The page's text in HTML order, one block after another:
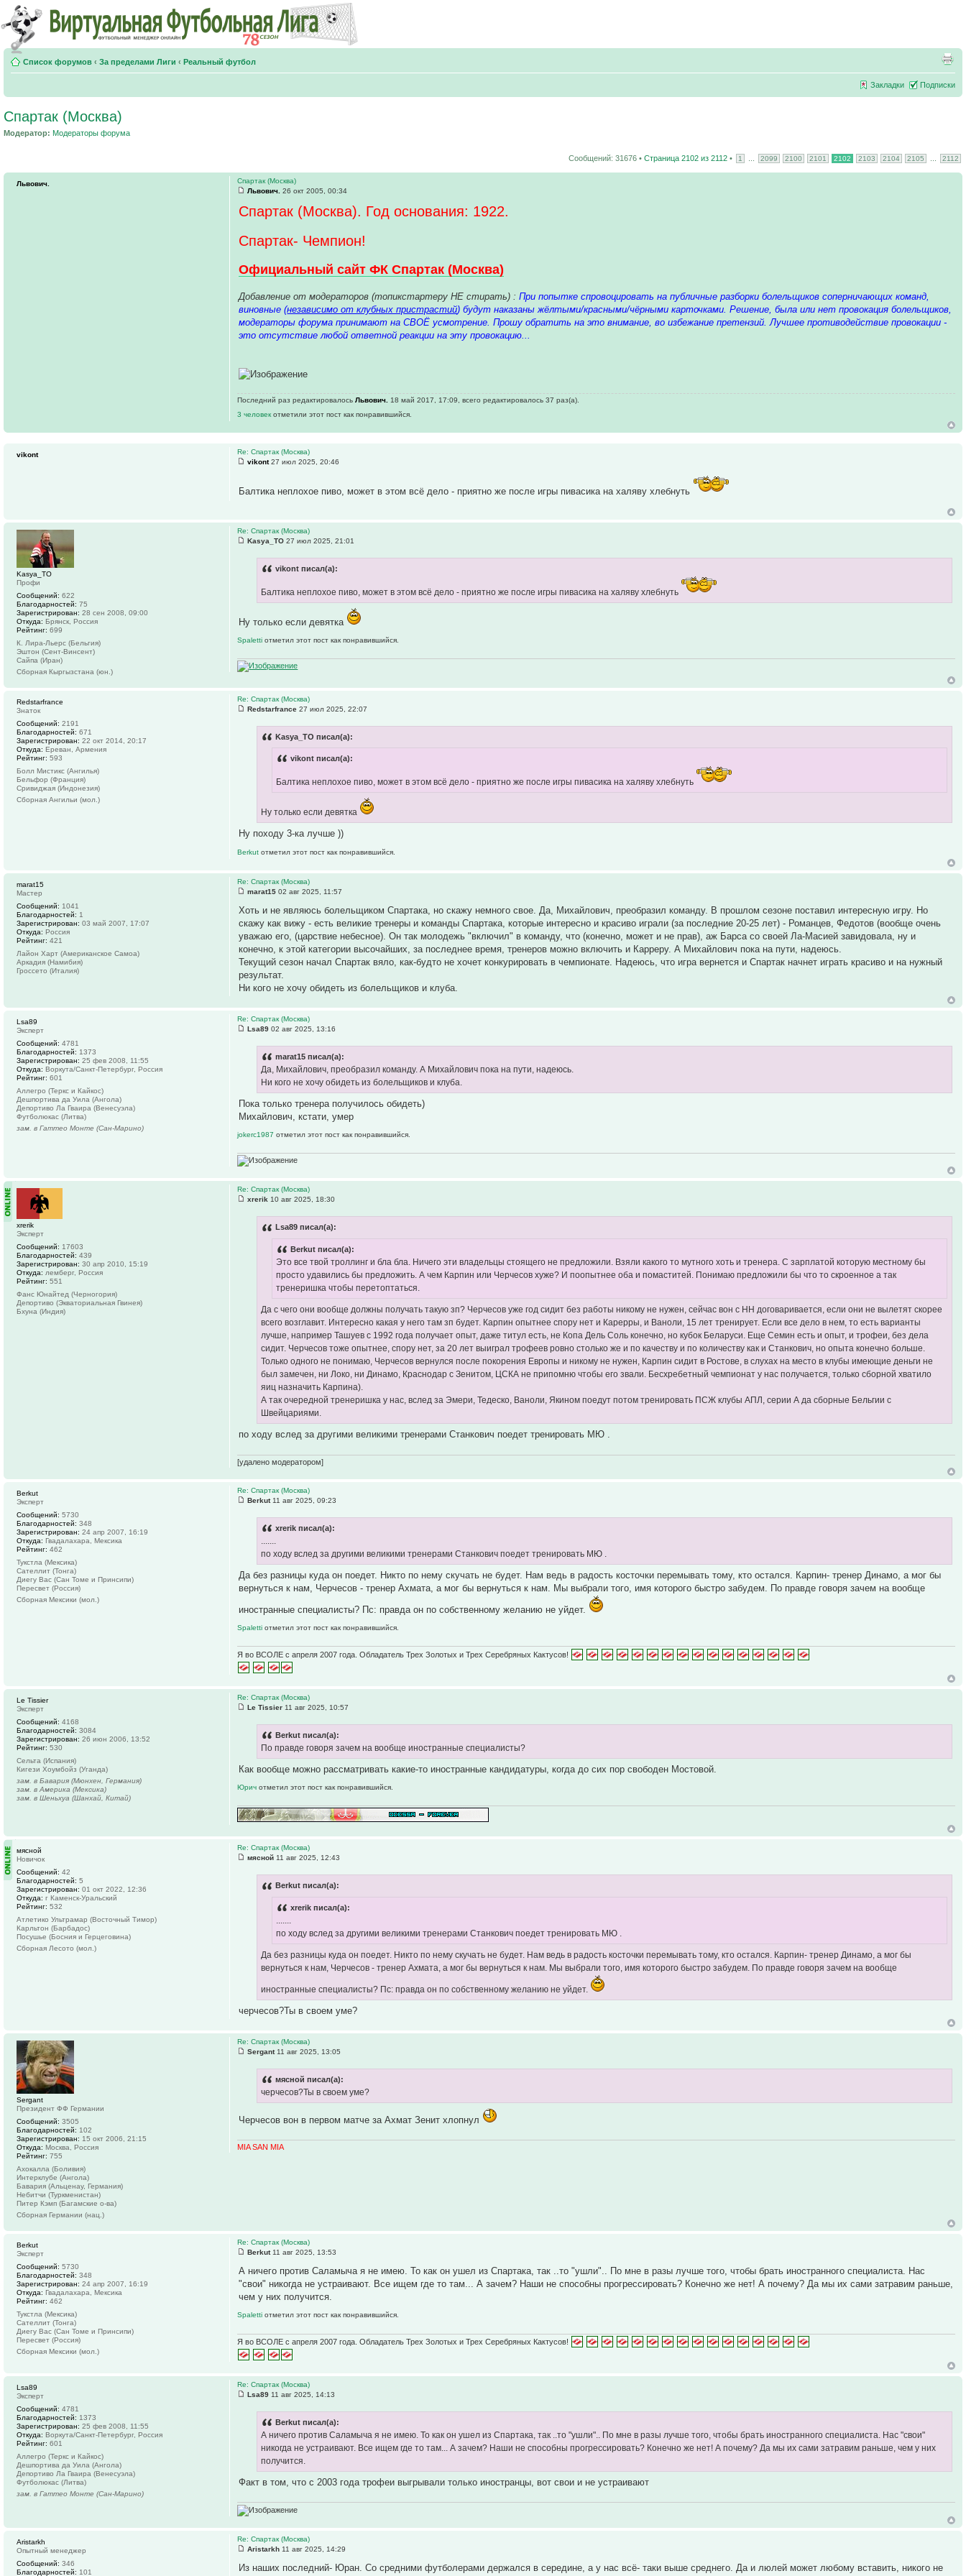
Список форумов ‹ За пределами Лиги ‹ Реальный футбол
Закладки Подписки
Спартак (Москва)
Модератор: Модераторы форума
Сообщений: 31676 • Страница 2102 из 2112 • 1 2099 2100 2101 2102 2103 2104 2105 2112
Спартак (Москва)
Львович. 26 окт 2005, 00:34
Спартак (Москва). Год основания: 1922.
Спартак- Чемпион!
Официальный сайт ФК Спартак (Москва)
Добавление от модераторов (топикстартеру НЕ стирать) :При попытке спровоцировать на публичные разборки болельщиков соперничающих команд,
виновные (независимо от клубных пристрастий) будут наказаны жёлтыми/красными/чёрными карточками. Решение, была или нет провокация болельщиков,
модераторы форума принимают на СВОЁ усмотрение. Прошу обратить на это внимание, во избежание претензий. Лучшее противодействие провокации -
это отсутствие любой ответной реакции на эту провокацию...
Последний раз редактировалосьЛьвович.
18 май 2017, 17:09, всего редактировалось 37 раз(а).
3 человекотметили этот пост как понравившийся.
Львович.
Re: Спартак (Москва)
vikont27 июл 2025, 20:46
Балтика неплохое пиво, может в этом всё дело - приятно же после игры пивасика на халяву хлебнуть
vikont
Re: Спартак (Москва)
Kasya_TO 27 июл 2025, 21:01
vikont писал(а):
Балтика неплохое пиво, может в этом всё дело - приятно же после игры пивасика на халяву хлебнуть
Ну только если девятка
Spalettiотметил этот пост как понравившийся.
Kasya_TO
Профи
Сообщений: 622
Благодарностей: 75
Зарегистрирован: 28 сен 2008, 09:00
Откуда: Брянск, Россия
Рейтинг: 699
К. Лира-Льерс (Бельгия)
Эштон (Сент-Винсент)
Сайпа (Иран)
Сборная Кыргызстана (юн.)
Re: Спартак (Москва)
Redstarfrance 27 июл 2025, 22:07
Kasya_TO писал(а):
vikont писал(а):
Балтика неплохое пиво, может в этом всё дело - приятно же после игры пивасика на халяву хлебнуть
Ну только если девятка
Ну походу 3-ка лучше ))
Berkutотметил этот пост как понравившийся.
Redstarfrance
Знаток
Сообщений: 2191
Благодарностей: 671
Зарегистрирован: 22 окт 2014, 20:17
Откуда: Ереван, Армения
Рейтинг: 593
Болл Мистикс (Ангилья)
Бельфор (Франция)
Сривиджая (Индонезия)
Сборная Ангильи (мол.)
Re: Спартак (Москва)
marat15 02 авг 2025, 11:57
Хоть и не являюсь болельщиком Спартака, но скажу немного свое. Да, Михайлович, преобразил команду. В прошлом сезоне поставил интересную игру. Но
скажу как вижу - есть великие тренеры и команды Спартака, которые интересно и красиво играли (за последние 20-25 лет) - Романцев, Федотов (вообще очень
уважаю его, (царствие небесное). Он так молодежь "включил" в команду, что (конечно, может и не прав), аж Барса со своей Ла-Масией завидовала, ну и
конечно, к этой категории высочайших, за последнее время, тренеров можно включить и Карреру. А Михайлович пока на пути, надеюсь.
Текущий сезон начал Спартак вяло, как-будто не хочет конкурировать в чемпионате. Надеюсь, что игра вернется и Спартак начнет играть красиво и на нужный
результат.
Ни кого не хочу обидеть из болельщиков и клуба.
marat15
Мастер
Сообщений: 1041
Благодарностей: 1
Зарегистрирован: 03 май 2007, 17:07
Откуда: Россия
Рейтинг: 421
Лайон Харт (Американское Самоа)
Аркадия (Намибия)
Гроссето (Италия)
Re: Спартак (Москва)
Lsa89 02 авг 2025, 13:16
marat15 писал(а):
Да, Михайлович, преобразил команду. А Михайлович пока на пути, надеюсь.
Ни кого не хочу обидеть из болельщиков и клуба.
Пока только тренера получилось обидеть)
Михайлович, кстати, умер
jokerc1987отметил этот пост как понравившийся.
Lsa89
Эксперт
Сообщений: 4781
Благодарностей: 1373
Зарегистрирован: 25 фев 2008, 11:55
Откуда: Воркута/Санкт-Петербург, Россия
Рейтинг: 601
Аллегро (Теркс и Кайкос)
Дешпортива да Уила (Ангола)
Депортиво Ла Гваира (Венесуэла)
Футболюкас (Литва)
зам. в Гаттео Монте (Сан-Марино)
Re: Спартак (Москва)
xrerik 10 авг 2025, 18:30
Lsa89 писал(а):
Berkut писал(а):
Это все твой троллинг и бла бла. Ничего эти владельцы стоящего не предложили. Взяли какого то мутного хоть и тренера. С зарплатой которую местному бы
просто удавились бы предложить. А чем Карпин или Черчесов хуже? И поопытнее оба и помаститей. Понимаю предложили бы что то скроенное а так
тренеришка чтобы перетоптаться.
Да с чего они вообще должны получать такую зп? Черчесов уже год сидит без работы никому не нужен, сейчас вон с НН договаривается, если они не вылетят скорее
всего возглавит. Интересно какая у него там зп будет. Карпин опытнее спору нет и Карерры, и Ваноли, 15 лет тренирует. Если все дело в нем, то есть варианты
лучше, например Ташуев с 1992 года получает опыт, даже титул есть, не Копа Дель Соль конечно, но кубок Беларуси. Еще Семин есть и опыт, и трофеи, без дела
сидит. Черчесов тоже опытнее, спору нет, за 20 лет выиграл трофеев ровно столько же и по качеству и по количеству как и Станкович, но опыта конечно больше.
Только одного не понимаю, Черчесов вернулся после покорения Европы и никому не нужен, Карпин сидит в Ростове, в слухах на место в клубы имеющие деньги не
был замечен, ни Локо, ни Динамо, Краснодар с Зенитом, ЦСКА не припомню чтобы его звали. Бесхребетный чемпионат у нас получается, только сборной хватило
яиц назначить Карпина).
А так очередной тренеришка у нас, вслед за Эмери, Тедеско, Ваноли, Якином поедут потом тренировать ПСЖ клубы АПЛ, серии А да сборные Бельгии с
Швейцариями.
по ходу вслед за другими великими тренерами Станкович поедет тренировать МЮ .
[удалено модератором]
xrerik
Эксперт
Сообщений: 17603
Благодарностей: 439
Зарегистрирован: 30 апр 2010, 15:19
Откуда: лемберг, Россия
Рейтинг: 551
Фанс Юнайтед (Черногория)
Депортиво (Экваториальная Гвинея)
Бхуна (Индия)
Re: Спартак (Москва)
Berkut11 авг 2025, 09:23
xrerik писал(а):
.......
по ходу вслед за другими великими тренерами Станкович поедет тренировать МЮ .
Да без разницы куда он поедет. Никто по нему скучать не будет. Нам ведь в радость косточки перемывать тому, кто остался. Карпин- тренер Динамо, а мог бы
вернуться к нам, Черчесов - тренер Ахмата, а мог бы вернуться к нам. Мы выбрали того, имя которого быстро забудем. По правде говоря зачем на вообще
иностранные специалисты? Пс: правда он по собственному желанию не уйдет.
Spalettiотметил этот пост как понравившийся.
Я во ВСОЛЕ с апреля 2007 года. Обладатель Трех Золотых и Трех Серебряных Кактусов!
Berkut
Эксперт
Сообщений: 5730
Благодарностей: 348
Зарегистрирован: 24 апр 2007, 16:19
Откуда: Гвадалахара, Мексика
Рейтинг: 462
Тукстла (Мексика)
Сателлит (Тонга)
Диегу Вас (Сан Томе и Принсипи)
Пересвет (Россия)
Сборная Мексики (мол.)
Re: Спартак (Москва)
Le Tissier 11 авг 2025, 10:57
Berkut писал(а):
По правде говоря зачем на вообще иностранные специалисты?
Как вообще можно рассматривать какие-то иностранные кандидатуры, когда до сих пор свободен Мостовой.
Юричотметил этот пост как понравившийся.
Le Tissier
Эксперт
Сообщений: 4168
Благодарностей: 3084
Зарегистрирован: 26 июн 2006, 13:52
Рейтинг: 530
Сельта (Испания)
Кигези Хоумбойз (Уганда)
зам. в Бавария (Мюнхен, Германия)
зам. в Америка (Мексика)
зам. в Шеньхуа (Шанхай, Китай)
Re: Спартак (Москва)
мясной 11 авг 2025, 12:43
Berkut писал(а):
xrerik писал(а):
по ходу вслед за другими великими тренерами Станкович поедет тренировать МЮ .
Да без разницы куда он поедет. Никто по нему скучать не будет. Нам ведь в радость косточки перемывать тому, кто остался. Карпин- тренер Динамо, а мог бы
вернуться к нам, Черчесов - тренер Ахмата, а мог бы вернуться к нам. Мы выбрали того, имя которого быстро забудем. По правде говоря зачем на вообще
иностранные специалисты? Пс: правда он по собственному желанию не уйдет.
черчесов?Ты в своем уме?
мясной
Новичок
Сообщений: 42
Благодарностей: 5
Зарегистрирован: 01 окт 2022, 12:36
Откуда: г Каменск-Уральский
Рейтинг: 532
Атлетико Ультрамар (Восточный Тимор)
Карльтон (Барбадос)
Посушье (Босния и Герцеговина)
Сборная Лесото (мол.)
Re: Спартак (Москва)
Sergant11 авг 2025, 13:05
мясной писал(а):
черчесов?Ты в своем уме?
Черчесов вон в первом матче за Ахмат Зенит хлопнул
MIA SAN MIA
Sergant
Президент ФФ Германии
Сообщений: 3505
Благодарностей: 102
Зарегистрирован: 15 окт 2006, 21:15
Откуда: Москва, Россия
Рейтинг: 755
Ахокалла (Боливия)
Интерклубе (Ангола)
Бавария (Альценау, Германия)
Небитчи (Туркменистан)
Питер Кэмп (Багамские о-ва)
Сборная Германии (нац.)
Re: Спартак (Москва)
Berkut11 авг 2025, 13:53
А ничего против Саламыча я не имею. То как он ушел из Спартака, так ..то "ушли".. По мне в разы лучше того, чтобы брать иностранного специалиста. Нас
"свои" никогда не устраивают. Все ищем где то там... А зачем? Наши не способны прогрессировать? Конечно же нет! А почему? Да мы их сами затравим раньше,
чем у них получится.
Spalettiотметил этот пост как понравившийся.
Я во ВСОЛЕ с апреля 2007 года. Обладатель Трех Золотых и Трех Серебряных Кактусов!
Berkut
Эксперт
Сообщений: 5730
Благодарностей: 348
Зарегистрирован: 24 апр 2007, 16:19
Откуда: Гвадалахара, Мексика
Рейтинг: 462
Тукстла (Мексика)
Сателлит (Тонга)
Диегу Вас (Сан Томе и Принсипи)
Пересвет (Россия)
Сборная Мексики (мол.)
Re: Спартак (Москва)
Lsa89 11 авг 2025, 14:13
Berkut писал(а):
А ничего против Саламыча я не имею. То как он ушел из Спартака, так ..то "ушли".. По мне в разы лучше того, чтобы брать иностранного специалиста. Нас "свои"
никогда не устраивают. Все ищем где то там... А зачем? Наши не способны прогрессировать? Конечно же нет! А почему? Да мы их сами затравим раньше, чем у них
получится.
Факт в том, что с 2003 года трофеи выгрывали только иностранцы, вот свои и не устраивают
Lsa89
Эксперт
Сообщений: 4781
Благодарностей: 1373
Зарегистрирован: 25 фев 2008, 11:55
Откуда: Воркута/Санкт-Петербург, Россия
Рейтинг: 601
Аллегро (Теркс и Кайкос)
Дешпортива да Уила (Ангола)
Депортиво Ла Гваира (Венесуэла)
Футболюкас (Литва)
зам. в Гаттео Монте (Сан-Марино)
Re: Спартак (Москва)
Aristarkh 11 авг 2025, 14:29
Из наших последний- Юран. Со средними футболерами держался в середине, а у нас всё- таки выше среднего. Да и люлей может любому вставить, никого не
Aristarkh
Опытный менеджер
Сообщений: 346
Благодарностей: 101